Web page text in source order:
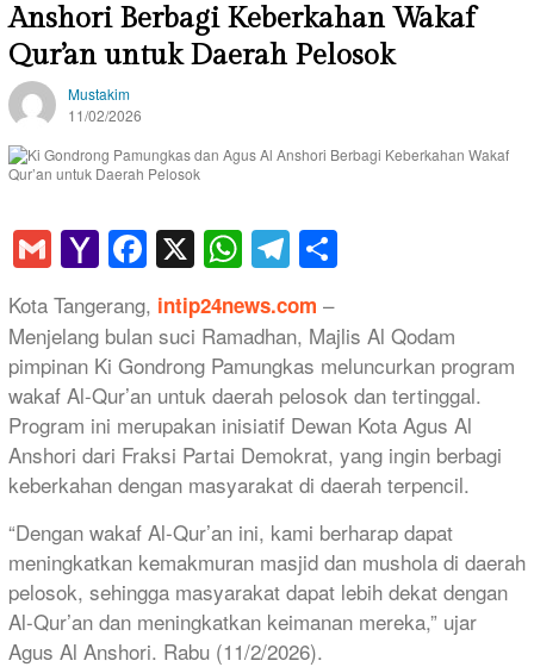
Anshori Berbagi Keberkahan Wakaf
Qur’an untuk Daerah Pelosok
Mustakim
11/02/2026
GmailYahoo
Mail
Facebook
X WhatsApp
Telegram
Kota Tangerang, intip24news.com –
Menjelang bulan suci Ramadhan, Majlis Al Qodam
pimpinan Ki Gondrong Pamungkas meluncurkan program
wakaf Al-Qur’an untuk daerah pelosok dan tertinggal.
Program ini merupakan inisiatif Dewan Kota Agus Al
Anshori dari Fraksi Partai Demokrat, yang ingin berbagi
keberkahan dengan masyarakat di daerah terpencil.
“Dengan wakaf Al-Qur’an ini, kami berharap dapat
meningkatkan kemakmuran masjid dan mushola di daerah
pelosok, sehingga masyarakat dapat lebih dekat dengan
Al-Qur’an dan meningkatkan keimanan mereka,” ujar
Agus Al Anshori. Rabu (11/2/2026).